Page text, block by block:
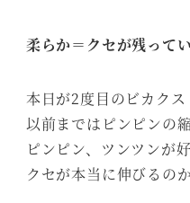
柔らか＝クセが残って
本日が2度目のビカクス
以前まではピンピンの
ピンピン、ツンツンが
クセが本当に伸びるの